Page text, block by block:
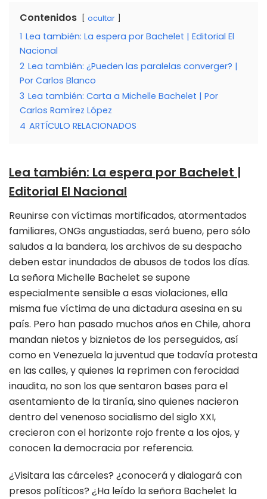
Contenidos ocultar
1 Lea también: La espera por Bachelet | Editorial El
Nacional
2 Lea también: ¿Pueden las paralelas converger? |
Por Carlos Blanco
3 Lea también: Carta a Michelle Bachelet | Por
Carlos Ramírez López
4 ARTÍCULO RELACIONADOS
Lea también: La espera por Bachelet |
Editorial El Nacional
Reunirse con víctimas mortificados, atormentados
familiares, ONGs angustiadas, será bueno, pero sólo
saludos a la bandera, los archivos de su despacho
deben estar inundados de abusos de todos los días.
La señora Michelle Bachelet se supone
especialmente sensible a esas violaciones, ella
misma fue víctima de una dictadura asesina en su
país. Pero han pasado muchos años en Chile, ahora
mandan nietos y biznietos de los perseguidos, así
como en Venezuela la juventud que todavía protesta
en las calles, y quienes la reprimen con ferocidad
inaudita, no son los que sentaron bases para el
asentamiento de la tiranía, sino quienes nacieron
dentro del venenoso socialismo del siglo XXI,
crecieron con el horizonte rojo frente a los ojos, y
conocen la democracia por referencia.
¿Visitara las cárceles? ¿conocerá y dialogará con
presos políticos? ¿Ha leído la señora Bachelet la